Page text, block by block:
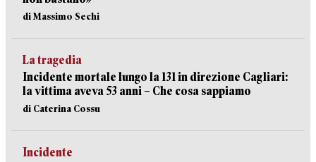
di Massimo Sechi
La tragedia
Incidente mortale lungo la 131 in direzione Cagliari:
la vittima aveva 53 anni – Che cosa sappiamo
di Caterina Cossu
Incidente